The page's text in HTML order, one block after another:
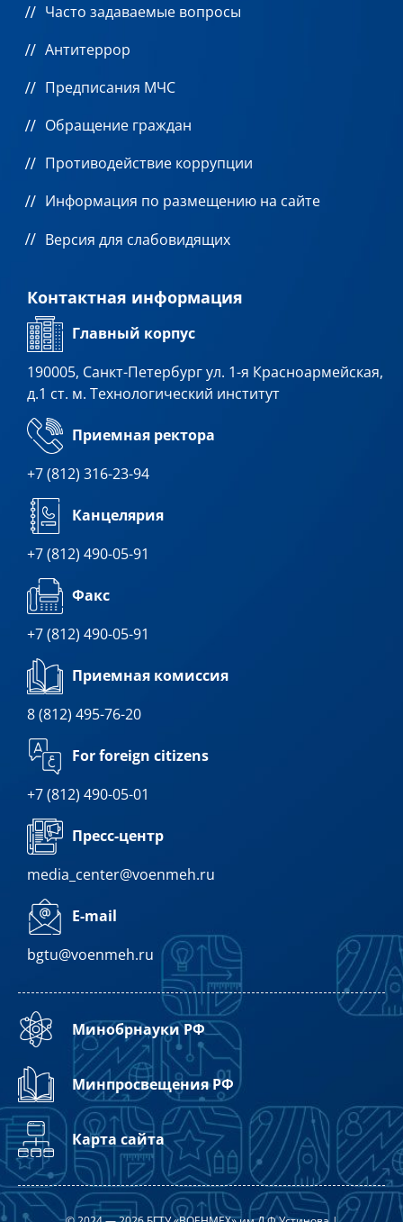
Часто задаваемые вопросы
Антитеррор
Предписания МЧС
Обращение граждан
Противодействие коррупции
Информация по размещению на сайте
Версия для слабовидящих
Контактная информация
Главный корпус
190005, Санкт-Петербург ул. 1-я Красноармейская,
д.1 ст. м. Технологический институт
Приемная ректора
+7 (812) 316-23-94
Канцелярия
+7 (812) 490-05-91
Факс
+7 (812) 490-05-91
Приемная комиссия
8 (812) 495-76-20
For foreign citizens
+7 (812) 490-05-01
Пресс-центр
media_center@voenmeh.ru
E-mail
bgtu@voenmeh.ru
Минобрнауки РФ
Минпросвещения РФ
Карта сайта